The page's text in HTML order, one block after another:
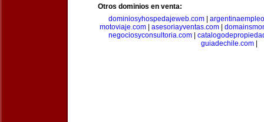
Otros dominios en venta:
dominiosyhospedajeweb.com
motoviaje.com
asesoriayventas.com
negociosyconsultoria.com|
guiadechile.com